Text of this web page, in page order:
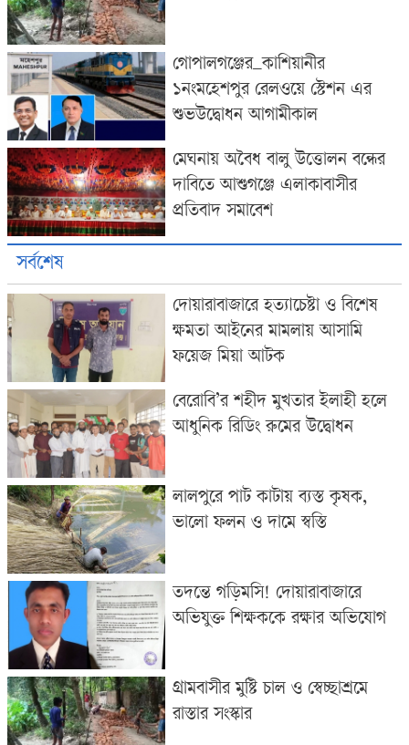
গোপালগঞ্জের_কাশিয়ানীর
১নংমহেশপুর রেলওয়ে স্টেশন এর
শুভউদ্বোধন আগামীকাল
মেঘনায় অবৈধ বালু উত্তোলন বন্ধের
দাবিতে আশুগঞ্জে এলাকাবাসীর
প্রতিবাদ সমাবেশ
সর্বশেষ
দোয়ারাবাজারে হত্যাচেষ্টা ও বিশেষ
ক্ষমতা আইনের মামলায় আসামি
ফয়েজ মিয়া আটক
বেরোবি’র শহীদ মুখতার ইলাহী হলে
আধুনিক রিডিং রুমের উদ্বোধন
লালপুরে পাট কাটায় ব্যস্ত কৃষক,
ভালো ফলন ও দামে স্বস্তি
তদন্তে গড়িমসি! দোয়ারাবাজারে
অভিযুক্ত শিক্ষককে রক্ষার অভিযোগ
গ্রামবাসীর মুষ্টি চাল ও স্বেচ্ছাশ্রমে
রাস্তার সংস্কার